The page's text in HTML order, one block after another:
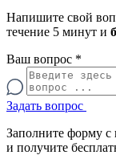
Напишите свой
течение 5 минут и
Ваш вопрос *
Задать вопрос
Заполните форму
и получите